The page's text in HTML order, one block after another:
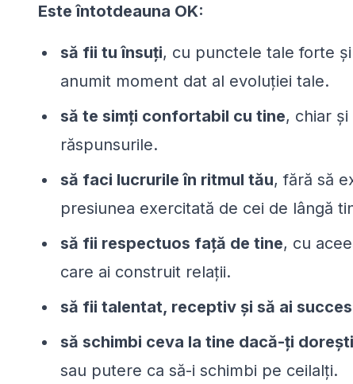
Este întotdeauna OK:
să fii tu însuţi, cu punctele tale forte
anumit moment dat al evoluţiei tale.
să te simţi confortabil cu tine, chiar
răspunsurile.
să faci lucrurile în ritmul tău, fără să
presiunea exercitată de cei de lângă
să fii respectuos faţă de tine, cu
care ai construit relaţii.
să fii talentat, receptiv şi să ai succes
să schimbi ceva la tine dacă-ţi doreşti
sau putere ca să-i schimbi pe ceilalţi.